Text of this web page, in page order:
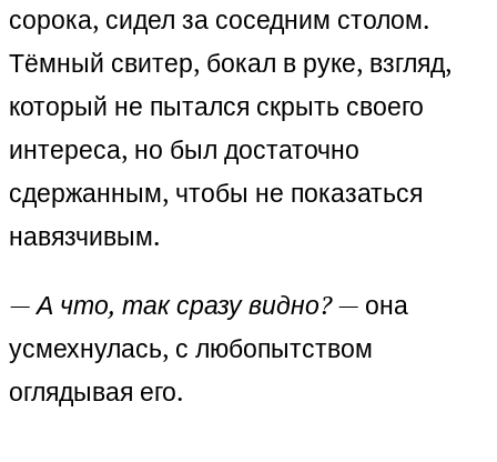
сорока, сидел за соседним столом.
Тёмный свитер, бокал в руке, взгляд,
который не пытался скрыть своего
интереса, но был достаточно
сдержанным, чтобы не показаться
навязчивым.
—А что, так сразу видно?— она
усмехнулась, с любопытством
оглядывая его.